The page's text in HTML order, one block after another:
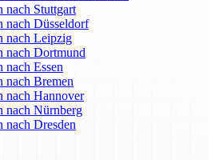
nach Stuttgart
nach Düsseldorf
nach Leipzig
nach Dortmund
Essen
nach Bremen
nach Hannover
nach Nürnberg
nach Dresden